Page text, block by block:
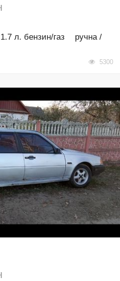
1.7 л. бензин/газ
ручна /
5300